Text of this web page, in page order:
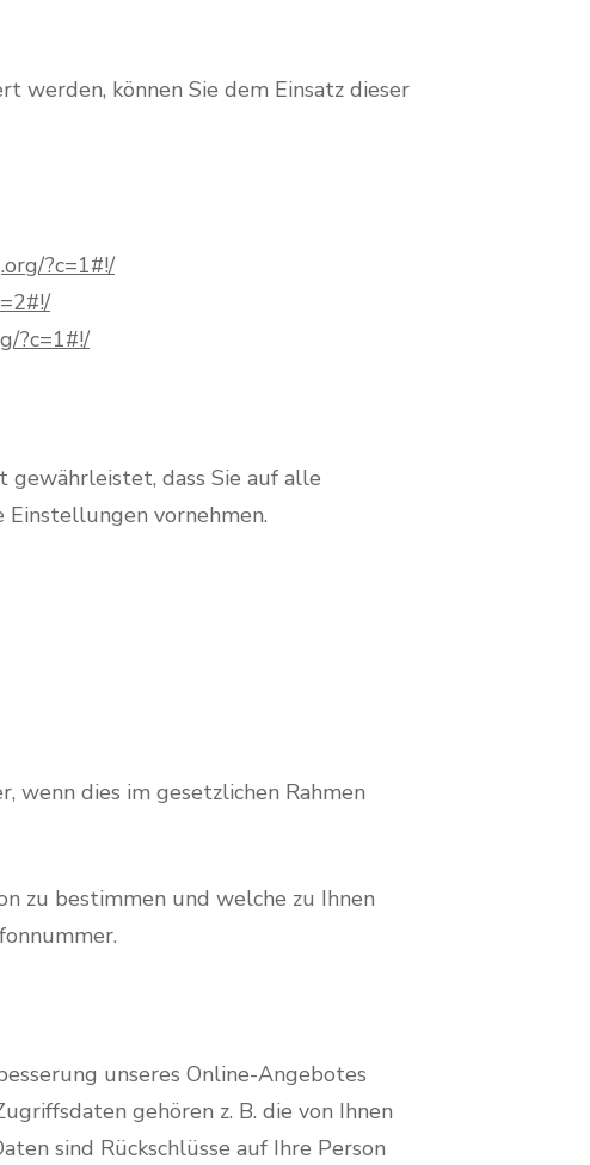
werden, können Sie dem Einsatz dieser
?c=1#!/
?c=1#!/
gewährleistet, dass Sie auf alle
Einstellungen vornehmen.
dies im gesetzlichen Rahmen
zu bestimmen und welche zu Ihnen
unseres Online-Angebotes
gehören z. B. die von Ihnen
sind Rückschlüsse auf Ihre Person